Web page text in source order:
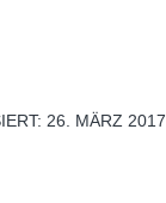
26. MÄRZ 2017